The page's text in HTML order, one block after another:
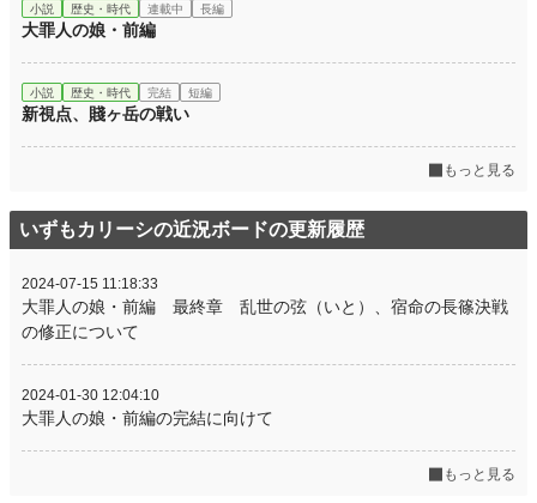
小説 歴史・時代 連載中 長編
大罪人の娘・前編
小説 歴史・時代 完結 短編
新視点、賤ヶ岳の戦い
もっと見る
いずもカリーシの近況ボードの更新履歴
2024-07-15 11:18:33
大罪人の娘・前編 最終章 乱世の弦（いと）、宿命の長篠決戦
の修正について
2024-01-30 12:04:10
大罪人の娘・前編の完結に向けて
もっと見る